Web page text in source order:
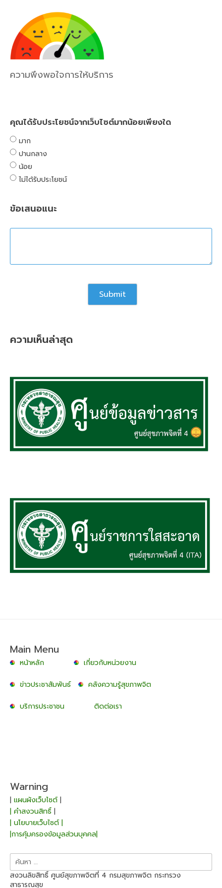
ความพึงพอใจการให้บริการ
คุณได้รับประโยชน์จากเว็บไซต์มากน้อยเพียงใด
มาก
ปานกลาง
น้อย
ไม่ได้รับประโยชน์
ข้อเสนอแนะ
ความเห็นล่าสุด
Main Menu
หน้าหลัก เกี่ยวกับหน่วยงาน
ข่าวประชาสัมพันธ์ คลังความรู้สุขภาพจิต
บริการประชาชน ติดต่อเรา
Warning
| แผนผังเว็บไซต์|
| คำสงวนสิทธิ์ |
| นโยบายเว็บไซต์ |
|การคุ้มครองข้อมูลส่วนบุคคล|
ค้นหา
สำหรับ:
สงวนลิขสิทธิ์ ศูนย์สุขภาพจิตที่ 4 กรมสุขภาพจิต กระทรวง
สาธารณสุข